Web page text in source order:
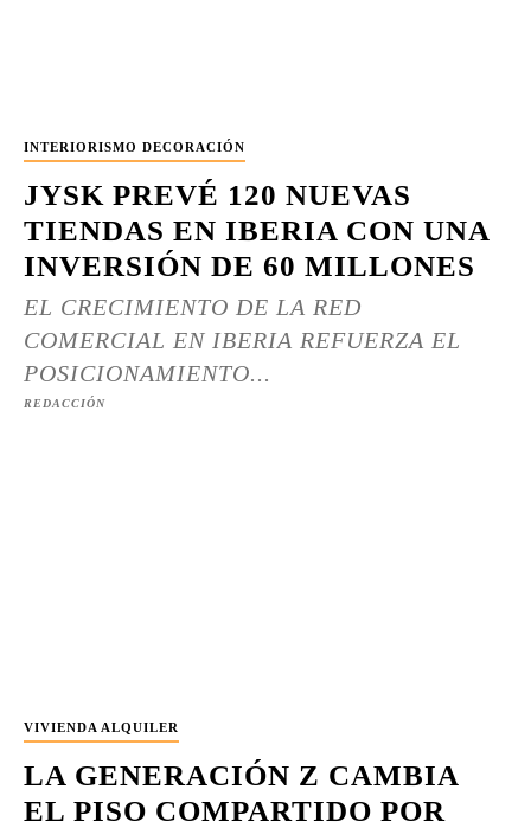
INTERIORISMO DECORACIÓN
JYSK PREVÉ 120 NUEVAS
TIENDAS EN IBERIA CON UNA
INVERSIÓN DE 60 MILLONES
EL CRECIMIENTO DE LA RED
COMERCIAL EN IBERIA REFUERZA EL
POSICIONAMIENTO...
REDACCIÓN
VIVIENDA ALQUILER
LA GENERACIÓN Z CAMBIA
EL PISO COMPARTIDO POR